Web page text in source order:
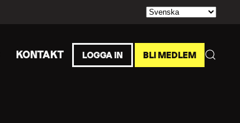
KONTAKT LOGGA IN BLI MEDLEM